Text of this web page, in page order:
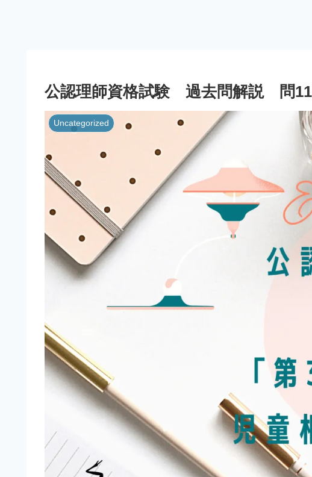
公認理師資格試験 過去問解説 問
Uncategorized